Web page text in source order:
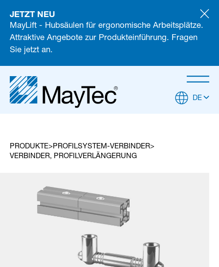
JETZT NEU
MayLift - Hubsäulen für ergonomische Arbeitsplätze.
Attraktive Angebote zur Produkteinführung. Fragen
Sie jetzt an.
DE
PRODUKTE
PROFILSYSTEM-VERBINDER
VERBINDER, PROFILVERLÄNGERUNG